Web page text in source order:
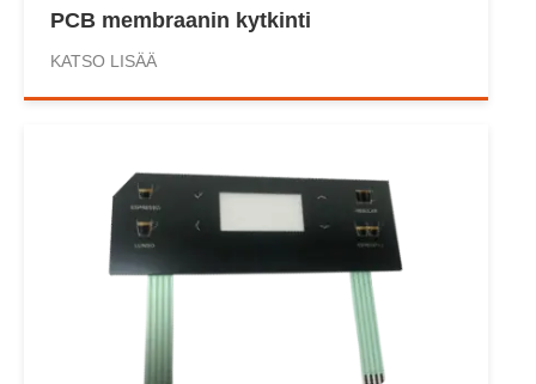
PCB membraanin kytkinti
KATSO LISÄÄ